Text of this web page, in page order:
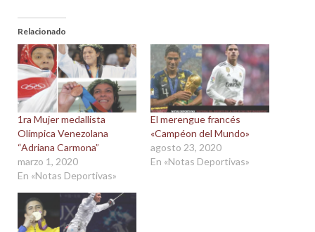
Relacionado
1ra Mujer medallista
Olímpica Venezolana
“Adriana Carmona”
marzo 1, 2020
En «Notas Deportivas»
El merengue francés
«Campéon del Mundo»
agosto 23, 2020
En «Notas Deportivas»